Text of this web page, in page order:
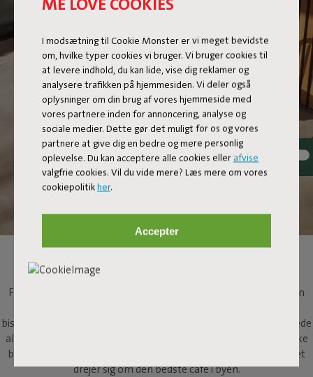
I modsætning til Cookie Monster er vi meget bevidste
om, hvilke typer cookies vi bruger. Vi bruger cookies til
at levere indhold, du kan lide, vise dig reklamer og
analysere trafikken på hjemmesiden. Vi deler også
oplysninger om din brug af vores hjemmeside med
vores partnere inden for annoncering, analyse og
sociale medier. Dette gør det muligt for os og vores
partnere at give dig en bedre og mere personlig
oplevelse. Du kan acceptere alle cookies eller afvise
valgfrie cookies. Vil du vide mere? Læs mere om vores
cookiepolitikher.
Accepter
RUNDT BISTROBORD
Fred's Bistreau bringer et anstrøg af sommer til byen. Har du en
bistrobord din nye, bedste ven. Charmerende og robust med brede
aluminiumstremmer, er dette bord et nik til det klassiske franske
bistrobord. For lad os være ærlige, intet slår derhjemme, når det
drejer sig om den bedste café i byen.